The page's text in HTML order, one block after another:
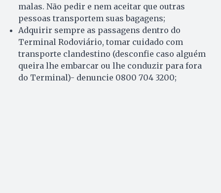
malas. Não pedir e nem aceitar que outras
pessoas transportem suas bagagens;
Adquirir sempre as passagens dentro do
Terminal Rodoviário, tomar cuidado com
transporte clandestino (desconfie caso alguém
queira lhe embarcar ou lhe conduzir para fora
do Terminal)- denuncie 0800 704 3200;